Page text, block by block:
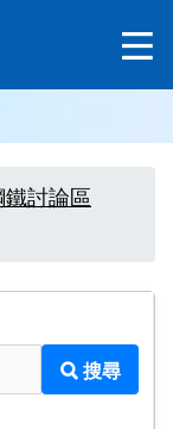
鐵討論區
搜尋